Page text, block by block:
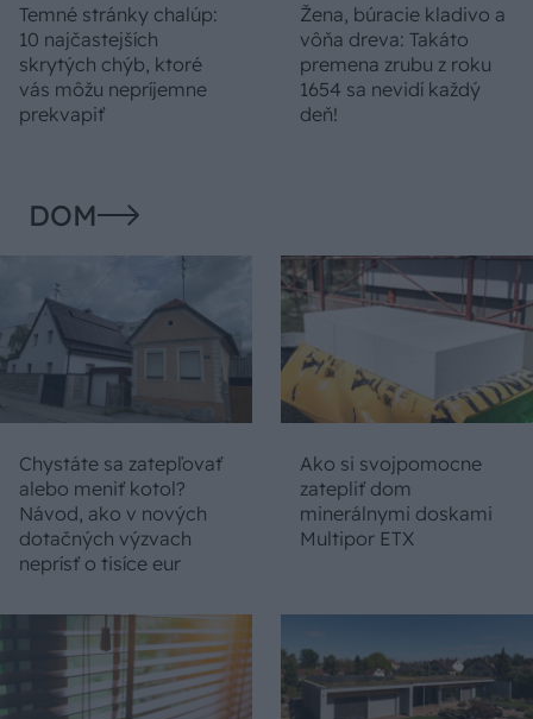
Temné stránky chalúp:
10 najčastejších
skrytých chýb, ktoré
vás môžu nepríjemne
prekvapiť
Žena, búracie kladivo a
vôňa dreva: Takáto
premena zrubu z roku
1654 sa nevidí každý
deň!
DOM
Chystáte sa zatepľovať
alebo meniť kotol?
Návod, ako v nových
dotačných výzvach
neprísť o tisíce eur
Ako si svojpomocne
zatepliť dom
minerálnymi doskami
Multipor ETX